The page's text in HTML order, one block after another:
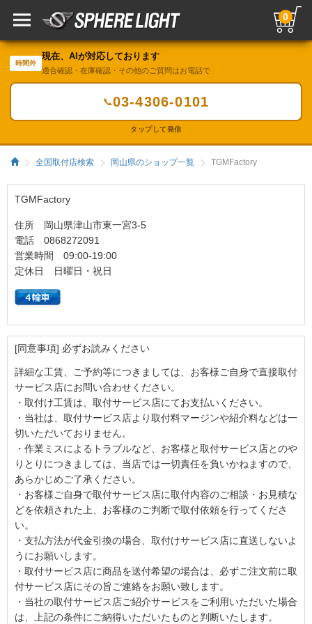
0
時間外
現在、AIが対応しております
適合確認・在庫確認・その他のご質問はお電話で
📞03-4306-0101
タップして発信
全国取付店検索 岡山県のショップ一覧 TGMFactory
TGMFactory
住所 岡山県津山市東一宮3-5
電話 0868272091
営業時間 09:00-19:00
定休日 日曜日・祝日
[同意事項] 必ずお読みください
詳細な工賃、ご予約等につきましては、お客様ご自身で直接取付
サービス店にお問い合わせください。
・取付け工賃は、取付サービス店にてお支払いください。
・当社は、取付サービス店より取付料マージンや紹介料などは一
切いただいておりません。
・作業ミスによるトラブルなど、お客様と取付サービス店とのや
りとりにつきましては、当店では一切責任を負いかねますので、
あらかじめご了承ください。
・お客様ご自身で取付サービス店に取付内容のご相談・お見積な
どを依頼された上、お客様のご判断で取付依頼を行ってくださ
い。
・支払方法が代金引換の場合、取付けサービス店に直送しないよ
うにお願いします。
・取付サービス店に商品を送付希望の場合は、必ずご注文前に取
付サービス店にその旨ご連絡をお願い致します。
・当社の取付サービス店ご紹介サービスをご利用いただいた場合
は、上記の条件にご納得いただいたものと判断いたします。